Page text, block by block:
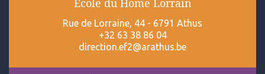
École du Home Lorrain
Rue de Lorraine, 44 - 6791 Athus
+32 63 38 86 04
direction.ef2@arathus.be